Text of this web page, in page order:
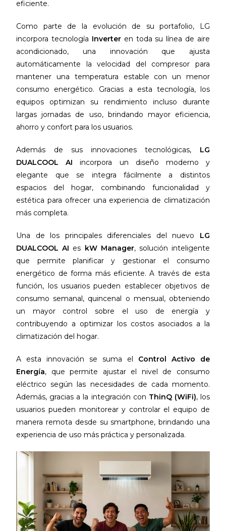
eficiente.
Como parte de la evolución de su portafolio, LG
incorpora tecnología Inverteren toda su línea de aire
acondicionado, una innovación que ajusta
automáticamente la velocidad del compresor para
mantener una temperatura estable con un menor
consumo energético. Gracias a esta tecnología, los
equipos optimizan su rendimiento incluso durante
largas jornadas de uso, brindando mayor eficiencia,
ahorro y confort para los usuarios.
Además de sus innovaciones tecnológicas, LG
DUALCOOL AI incorpora un diseño moderno y
elegante que se integra fácilmente a distintos
espacios del hogar, combinando funcionalidad y
estética para ofrecer una experiencia de climatización
más completa.
Una de los principales diferenciales del nuevo LG
DUALCOOL AI es kW Manager, solución inteligente
que permite planificar y gestionar el consumo
energético de forma más eficiente. A través de esta
función, los usuarios pueden establecer objetivos de
consumo semanal, quincenal o mensual, obteniendo
un mayor control sobre el uso de energía y
contribuyendo a optimizar los costos asociados a la
climatización del hogar.
A esta innovación se suma el Control Activo de
Energía, que permite ajustar el nivel de consumo
eléctrico según las necesidades de cada momento.
Además, gracias a la integración con ThinQ (WiFi), los
usuarios pueden monitorear y controlar el equipo de
manera remota desde su smartphone, brindando una
experiencia de uso más práctica y personalizada.